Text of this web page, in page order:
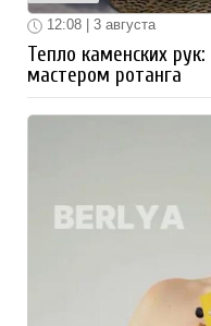
12:08 | 3 августа
Тепло каменских
мастером ротанга